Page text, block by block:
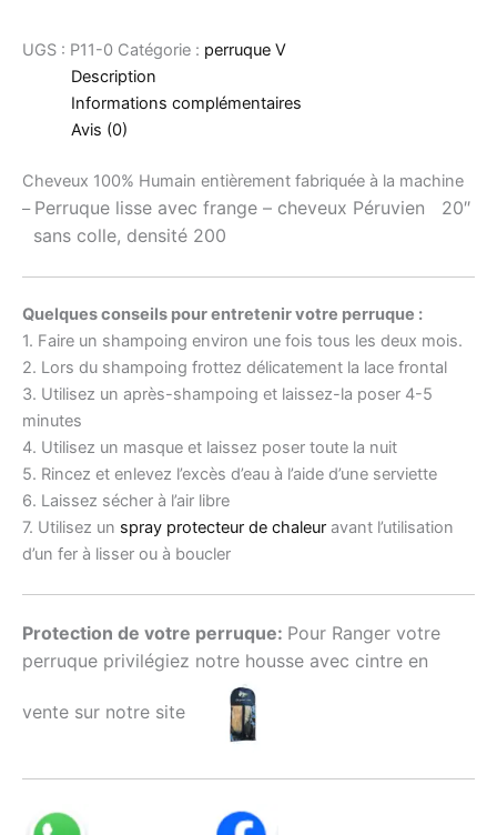
UGS : P11-0 Catégorie : perruque V
Description
Informations complémentaires
Avis (0)
Cheveux 100% Humain entièrement fabriquée à la machine
– Perruque lisse avec frange – cheveux Péruvien 20″
sans colle, densité 200
Quelques conseils pour entretenir votre perruque :
1. Faire un shampoing environ une fois tous les deux mois.
2. Lors du shampoing frottez délicatement la lace frontal
3. Utilisez un après-shampoing et laissez-la poser 4-5
minutes
4. Utilisez un masque et laissez poser toute la nuit
5. Rincez et enlevez l’excès d’eau à l’aide d’une serviette
6. Laissez sécher à l’air libre
7. Utilisez un spray protecteur de chaleur avant l’utilisation
d’un fer à lisser ou à boucler
Protection de votre perruque: Pour Ranger votre
perruque privilégiez notre housse avec cintre en
vente sur notre site